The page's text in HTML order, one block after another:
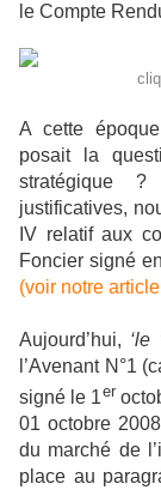
le Compte
A cette
posait la
stratégique
justificatives,
IV relatif aux
Foncier signé
(voir notre
Aujourd’hui, ‘le
l’Avenant N°1
signé le 1er
01 octobre
du marché de
place au